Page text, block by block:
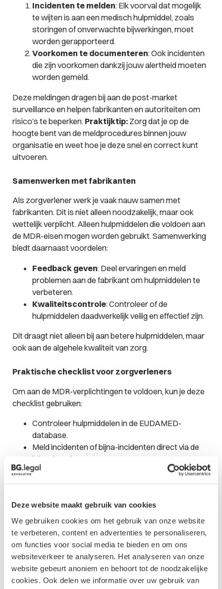
Deze website maakt gebruik van cookies
We gebruiken cookies om het gebruik van onze website
te verbeteren, content en advertenties te personaliseren,
om functies voor social media te bieden en om ons
websiteverkeer te analyseren. Het analyseren van onze
website gebeurt anoniem en behoort tot de noodzakelijke
cookies. Ook delen we informatie over uw gebruik van
Incidenten te melden: Elk voorval dat mogelijk
te wijten is aan een medisch hulpmiddel, zoals
storingen of onverwachte bijwerkingen, moet
worden gerapporteerd.
Voorkomen te documenteren: Ook incidenten
die zijn voorkomen dankzij jouw alertheid moeten
worden gemeld.
Deze meldingen dragen bij aan de post-market
surveillance en helpen fabrikanten en autoriteiten om
risico’s te beperken. Praktijktip:Zorg dat je op de
hoogte bent van de meldprocedures binnen jouw
organisatie en weet hoe je deze snel en correct kunt
uitvoeren.
Samenwerken met fabrikanten
Als zorgverlener werk je vaak nauw samen met
fabrikanten. Dit is niet alleen noodzakelijk, maar ook
wettelijk verplicht. Alleen hulpmiddelen die voldoen aan
de MDR-eisen mogen worden gebruikt. Samenwerking
biedt daarnaast voordelen:
Feedback geven: Deel ervaringen en meld
problemen aan de fabrikant om hulpmiddelen te
verbeteren.
Kwaliteitscontrole: Controleer of de
hulpmiddelen daadwerkelijk veilig en effectief zijn.
Dit draagt niet alleen bij aan betere hulpmiddelen, maar
ook aan de algehele kwaliteit van zorg.
Praktische checklist voor zorgverleners
Om aan de MDR-verplichtingen te voldoen, kun je deze
checklist gebruiken:
Controleer hulpmiddelen in de EUDAMED-
database.
Meld incidenten of bijna-incidenten direct via de
juiste kanalen.
Werk samen met fabrikanten en blijf op de hoogte
van updates.
interne richtlijnen.
Informeer je team over vigilantie en
meldprocedures.
Conclusie: Zorgverleners zijn onmisbaar in de
MDR-keten